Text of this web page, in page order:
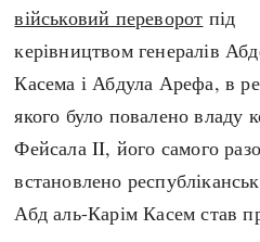
військовий переворот під
керівництвом генералів
Касема і Абдула Арефа, в
якого було повалено владу
Фейсала II, його самого
встановлено
Абд аль-Карім Касем став